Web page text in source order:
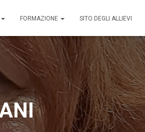
FORMAZIONE SITO DEGLI ALLIEVI